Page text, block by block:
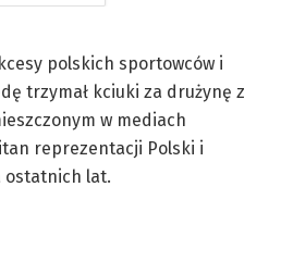
polskich sportowców i
trzymał kciuki za drużynę z
w mediach
reprezentacji Polski i
ostatnich lat.